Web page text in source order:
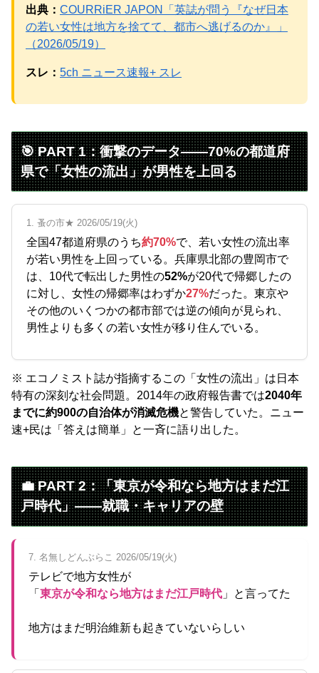
Powered by livedoor 相互RSS
出典： COURRiER JAPON「英誌が問う『なぜ日本
の若い女性は地方を捨てて、都市へ逃げるのか』」
（2026/05/19）
スレ： 5ch ニュース速報+ スレ
🎯 PART 1：衝撃のデータ——70%の都道府
県で「女性の流出」が男性を上回る
1. 蚤の市★ 2026/05/19(火)
全国47都道府県のうち約70%で、若い女性の流出率
が若い男性を上回っている。兵庫県北部の豊岡市で
は、10代で転出した男性の52%が20代で帰郷したの
に対し、女性の帰郷率はわずか27%だった。東京や
その他のいくつかの都市部では逆の傾向が見られ、
男性よりも多くの若い女性が移り住んでいる。
※ エコノミスト誌が指摘するこの「女性の流出」は日本
特有の深刻な社会問題。2014年の政府報告書では2040年
までに約900の自治体が消滅危機と警告していた。ニュー
速+民は「答えは簡単」と一斉に語り出した。
💼 PART 2：「東京が令和なら地方はまだ江
戸時代」——就職・キャリアの壁
7. 名無しどんぶらこ 2026/05/19(火)
テレビで地方女性が
「 東京が令和なら地方はまだ江戸時代 」と言ってた
地方はまだ明治維新も起きていないらしい